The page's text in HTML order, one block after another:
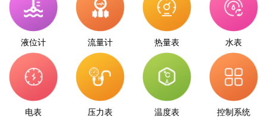
液位计 流量计 热量表 水表
电表 压力表 温度表 控制系统